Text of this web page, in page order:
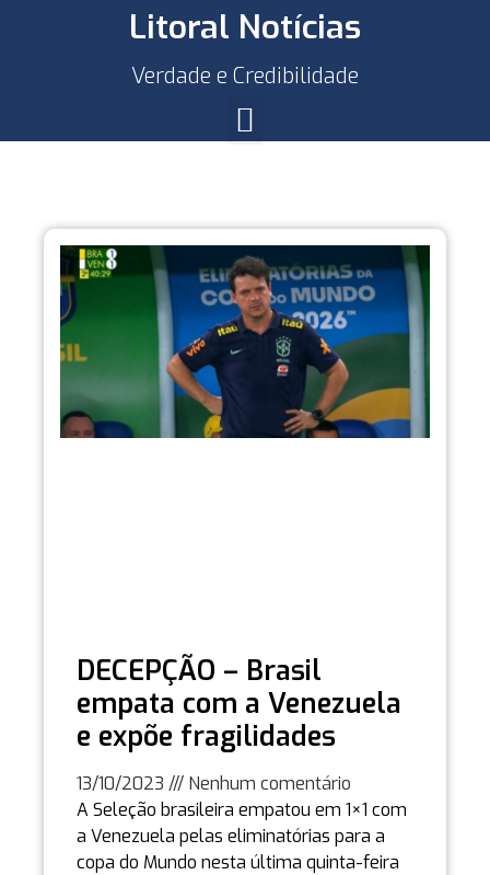
Litoral Notícias
Verdade e Credibilidade
DECEPÇÃO – Brasil
empata com a Venezuela
e expõe fragilidades
13/10/2023
Nenhum comentário
A Seleção brasileira empatou em 1×1 com
a Venezuela pelas eliminatórias para a
copa do Mundo nesta última quinta-feira